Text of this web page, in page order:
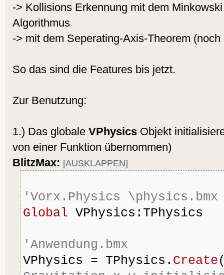
-> Kollisions Erkennung mit dem
Algorithmus
-> mit dem Seperating-Axis-Theorem
So das sind die Features bis jetzt.
Zur Benutzung:
1.) Das globale VPhysics Objekt
von einer Funktion übernommen)
BlitzMax: [AUSKLAPPEN]
'Vorx.Physics \physics.bmx
Global VPhysics:TPhysics
'Anwendung.bmx
VPhysics = TPhysics. Create